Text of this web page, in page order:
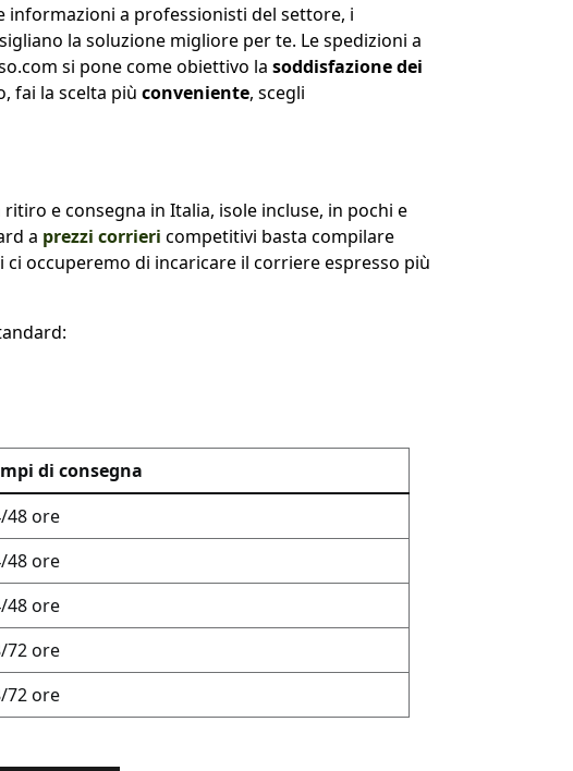
informazioni a professionisti del settore, i
la soluzione migliore per te. Le spedizioni a
si pone come obiettivo la soddisfazione dei
fai la scelta più conveniente, scegli
ritiro e consegna in Italia, isole incluse, in pochi e
a prezzi corrieri competitivi basta compilare
occuperemo di incaricare il corriere espresso più
di consegna
48 ore
48 ore
48 ore
72 ore
72 ore